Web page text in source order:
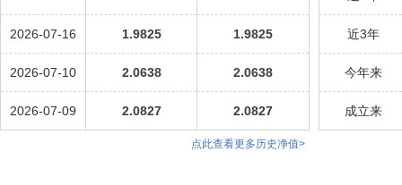
2026-07-16 1.9825 1.9825
2026-07-10 2.0638 2.0638
2026-07-09 2.0827 2.0827
近3年
今年来
成立来
点此查看更多历史净值>